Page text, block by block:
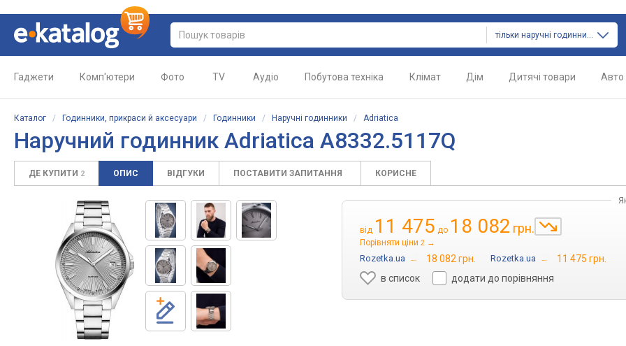
тільки наручні годинники
Гаджети Комп'ютери Фото TV Аудіо Побутова техніка Клімат Дім Дитячі товари Авто
Каталог / Годинники, прикраси й аксесуари / Годинники / Наручні годинники / Adriatica
Наручний годинник Adriatica A8332.5117Q
ДЕ КУПИТИ 2 ОПИС ВІДГУКИ ПОСТАВИТИ ЗАПИТАННЯ КОРИСНЕ
від 11 475 до 18 082 грн.
Порівняти ціни 2 →
Rozetka.ua → 18 082 грн. Rozetka.ua →
11 475 грн.
в список
додати до порівняння